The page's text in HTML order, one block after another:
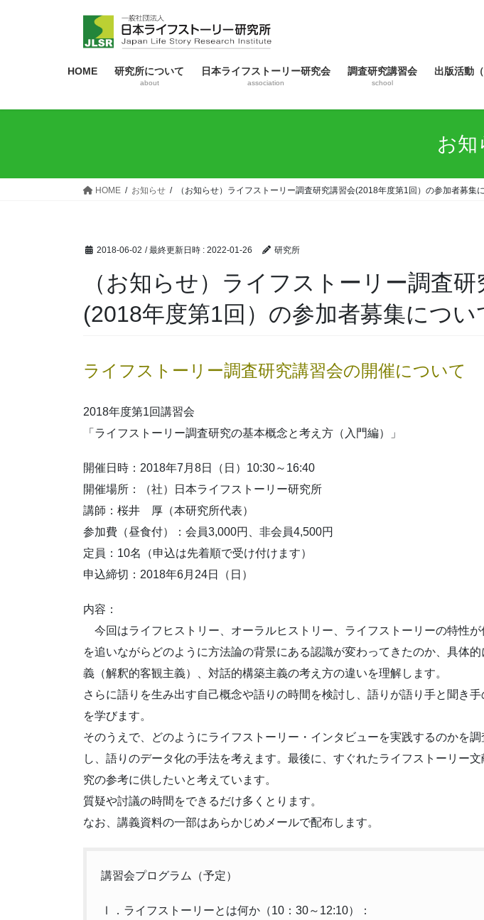
ス
ン
HOME 研究所について
about
日本ライフストーリー研究会
association
調査研究講習会
school
出版活動
お知
HOME お知らせ （お知らせ）ライフストーリー調査研究講習会(2018年度第1回）の参加者募集
2018-06-02 / 最終更新日時 : 2022-01-26 研究所
（お知らせ）ライフストーリー調査研
(2018年度第1回）の参加者募集につい
ライフストーリー調査研究講習会の開催について
2018年度第1回講習会
「ライフストーリー調査研究の基本概念と考え方（入門編）」
開催日時：2018年7月8日（日）10:30～16:40
開催場所：（社）日本ライフストーリー研究所
講師：桜井 厚（本研究所代表）
参加費（昼食付）：会員3,000円、非会員4,500円
定員：10名（申込は先着順で受け付けます）
申込締切：2018年6月24日（日）
内容：
今回はライフヒストリー、オーラルヒストリー、ライフストーリーの特性が
を追いながらどのように方法論の背景にある認識が変わってきたのか、具体
義（解釈的客観主義）、対話的構築主義の考え方の違いを理解します。
さらに語りを生み出す自己概念や語りの時間を検討し、語りが語り手と聞き
を学びます。
そのうえで、どのようにライフストーリー・インタビューを実践するのかを
し、語りのデータ化の手法を考えます。最後に、すぐれたライフストーリー
究の参考に供したいと考えています。
質疑や討議の時間をできるだけ多くとります。
なお、講義資料の一部はあらかじめメールで配布します。
講習会プログラム（予定）
Ⅰ．ライフストーリーとは何か（10：30～12:10）：